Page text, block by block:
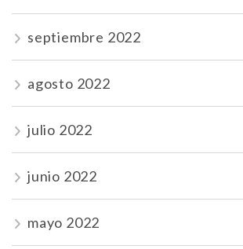
septiembre 2022
agosto 2022
julio 2022
junio 2022
mayo 2022